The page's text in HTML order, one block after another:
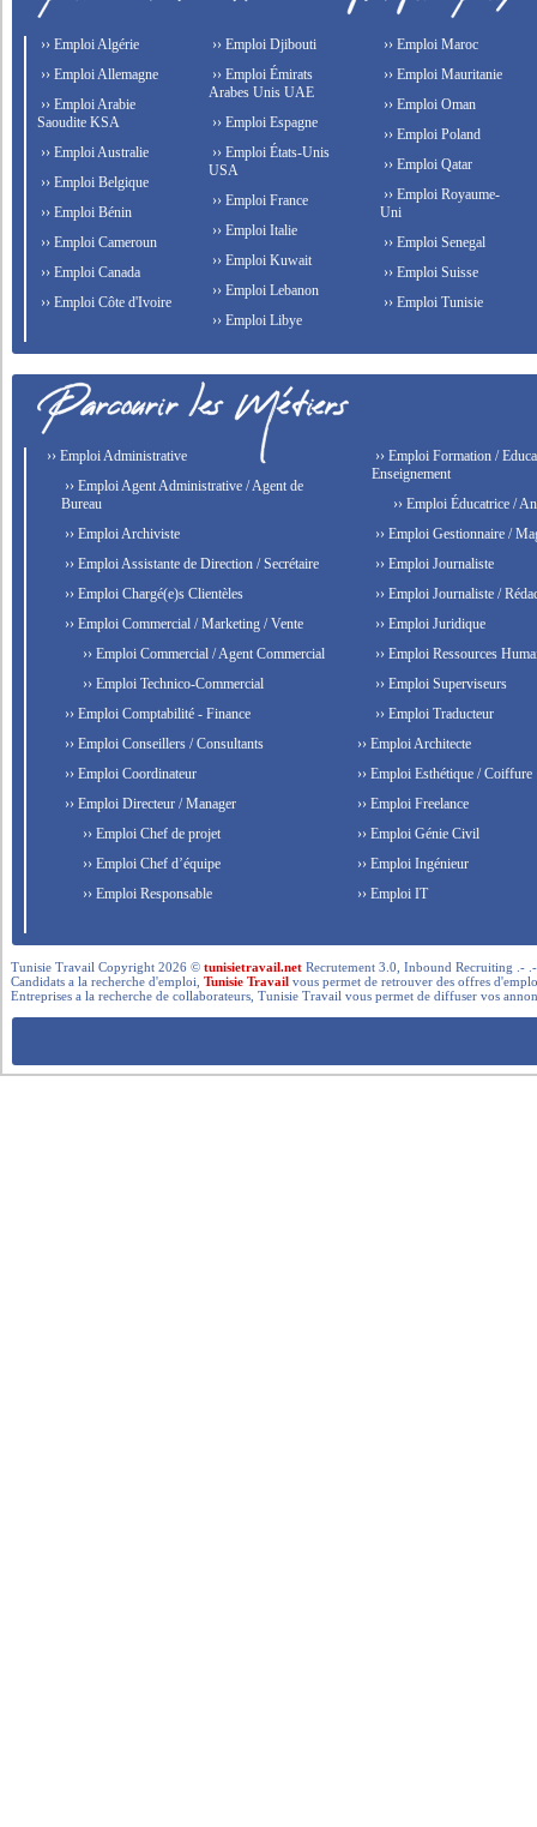
›› Emploi Algérie
›› Emploi Allemagne
›› Emploi Arabie
Saoudite KSA
›› Emploi Australie
›› Emploi Belgique
›› Emploi Bénin
›› Emploi Cameroun
›› Emploi Canada
›› Emploi Côte d'Ivoire
›› Emploi Djibouti
›› Emploi Émirats
Arabes Unis UAE
›› Emploi Espagne
›› Emploi États-Unis
USA
›› Emploi France
›› Emploi Italie
›› Emploi Kuwait
›› Emploi Lebanon
›› Emploi Libye
›› Emploi Maroc
›› Emploi Mauritanie
›› Emploi Oman
›› Emploi Poland
›› Emploi Qatar
›› Emploi Royaume-
Uni
›› Emploi Senegal
›› Emploi Suisse
›› Emploi Tunisie
›› Emploi Administrative
›› Emploi Agent Administrative / Agent de
Bureau
›› Emploi Archiviste
›› Emploi Assistante de Direction / Secrétaire
›› Emploi Chargé(e)s Clientèles
›› Emploi Commercial / Marketing / Vente
›› Emploi Commercial / Agent Commercial
›› Emploi Technico-Commercial
›› Emploi Comptabilité - Finance
›› Emploi Conseillers / Consultants
›› Emploi Coordinateur
›› Emploi Directeur / Manager
›› Emploi Chef de projet
›› Emploi Chef d’équipe
›› Emploi Responsable
›› Emploi Formation /
Enseignement
›› Emploi Éducatrice /
›› Emploi Gestionnaire /
›› Emploi Journaliste
›› Emploi Journaliste /
›› Emploi Juridique
›› Emploi Ressources
›› Emploi Superviseurs
›› Emploi Traducteur
›› Emploi Architecte
›› Emploi Esthétique / Coiffure
›› Emploi Freelance
›› Emploi Génie Civil
›› Emploi Ingénieur
›› Emploi IT
Tunisie Travail Copyright 2026 ©tunisietravail.net Recrutement 3.0, Inbound Recruiting .-
Candidats a la recherche d'emploi,Tunisie Travail vous permet de retrouver des offres
Entreprises a la recherche de collaborateurs, Tunisie Travail vous permet de diffuser vos